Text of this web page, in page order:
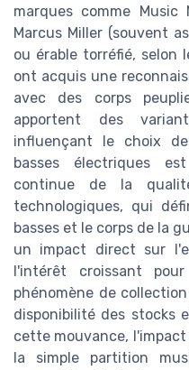
marques comme Music
Marcus Miller (souvent
ou érable torréfié, selon
ont acquis une
avec des corps
apportent des
influençant le choix
basses électriques
continue de la
technologiques, qui
basses et le corps de la
un impact direct sur
l'intérêt croissant
phénomène de
disponibilité des stocks
cette mouvance, l'impact
la simple partition